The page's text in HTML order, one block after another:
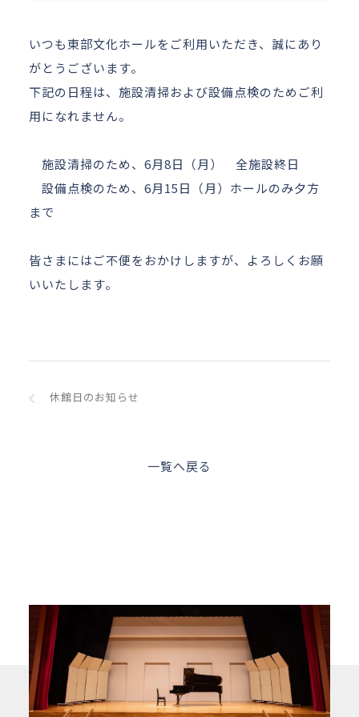
いつも東部文化ホールをご利用いただき、誠にあり
がとうございます。
下記の日程は、施設清掃および設備点検のためご利
用になれません。
施設清掃のため、6月8日（月） 全施設終日
設備点検のため、6月15日（月）ホールのみ夕方
まで
皆さまにはご不便をおかけしますが、よろしくお願
いいたします。
休館日のお知らせ
一覧へ戻る